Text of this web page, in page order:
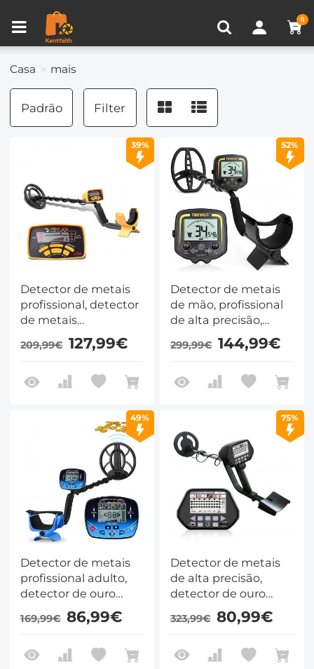
0
Comparar produtos (0)
Casa mais
Padrão Filter
39%
Detector de metais
profissional, detector
de metais
subterrâneo de alto
desempenho, cinco
com display LCD,
209,99€ 127,99€
52%
Detector de metais
de mão, profissional
de alta precisão,
varredura de 360° ,
com display LCD,
ajustável
299,99€ 144,99€
49%
Detector de metais
profissional adulto,
detector de ouro
profissional de caça
ao tesouro,
placa de detecção de
169,99€ 86,99€
75%
Detector de metais
de alta precisão,
detector de ouro
impermeável da
praia, com
preciso e placa
323,99€ 80,99€